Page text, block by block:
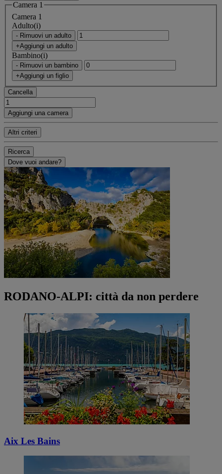
Camera 1
Camera 1
Adulto(i)
- Rimuovi un adulto
+Aggiungi un adulto
Bambino(i)
- Rimuovi un bambino
+Aggiungi un figlio
Cancella
Aggiungi una camera
Altri criteri
Ricerca
Dove vuoi andare?
RODANO-ALPI: città da non perdere
Aix Les Bains